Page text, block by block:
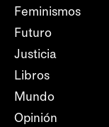
Feminismos
Futuro
Justicia
Libros
Mundo
Opinión